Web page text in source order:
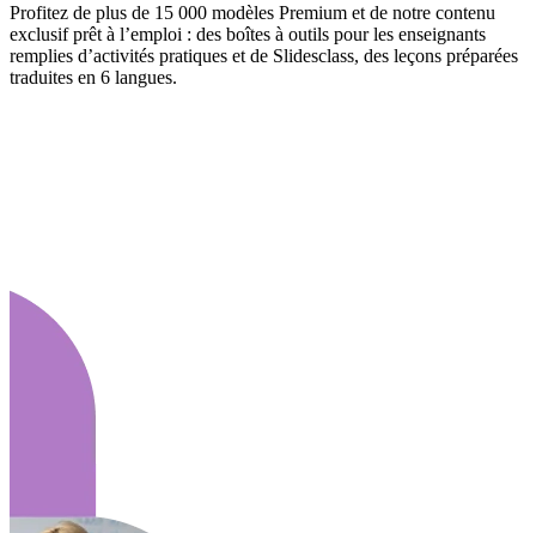
Profitez de plus de 15 000 modèles Premium et de notre contenu
exclusif prêt à l’emploi : des boîtes à outils pour les enseignants
remplies d’activités pratiques et de Slidesclass, des leçons préparées
traduites en 6 langues.